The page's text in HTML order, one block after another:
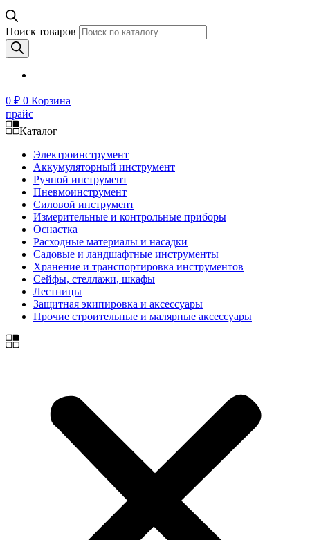
Поиск товаров
0 ₽ 0 Корзина
прайс
Каталог
Электроинструмент
Аккумуляторный инструмент
Ручной инструмент
Пневмоинструмент
Силовой инструмент
Измерительные и контрольные приборы
Оснастка
Расходные материалы и насадки
Садовые и ландшафтные инструменты
Хранение и транспортировка инструментов
Сейфы, стеллажи, шкафы
Лестницы
Защитная экипировка и аксессуары
Прочие строительные и малярные аксессуары